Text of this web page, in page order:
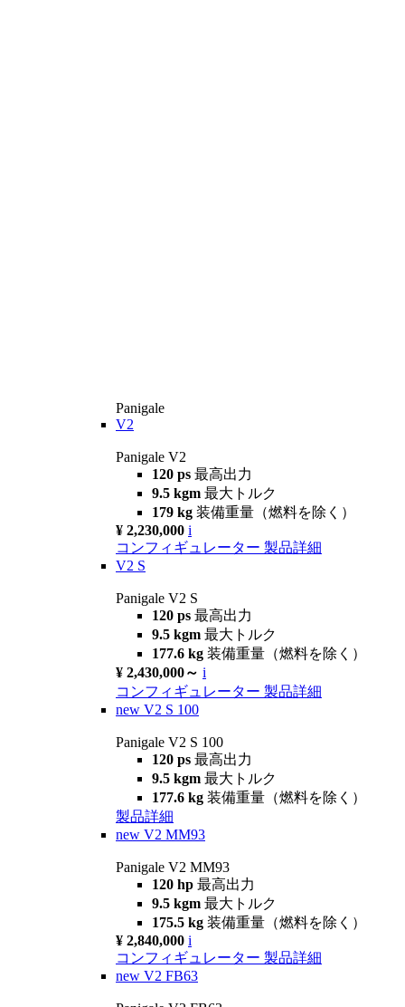
Panigale
V2
Panigale V2
120 ps 最高出力
9.5 kgm 最大トルク
179 kg 装備重量（燃料を除く）
¥ 2,230,000 i
コンフィギュレーター 製品詳細
V2 S
Panigale V2 S
120 ps 最高出力
9.5 kgm 最大トルク
177.6 kg 装備重量（燃料を除く）
¥ 2,430,000～ i
コンフィギュレーター 製品詳細
new V2 S 100
Panigale V2 S 100
120 ps 最高出力
9.5 kgm 最大トルク
177.6 kg 装備重量（燃料を除く）
製品詳細
new V2 MM93
Panigale V2 MM93
120 hp 最高出力
9.5 kgm 最大トルク
175.5 kg 装備重量（燃料を除く）
¥ 2,840,000 i
コンフィギュレーター 製品詳細
new V2 FB63